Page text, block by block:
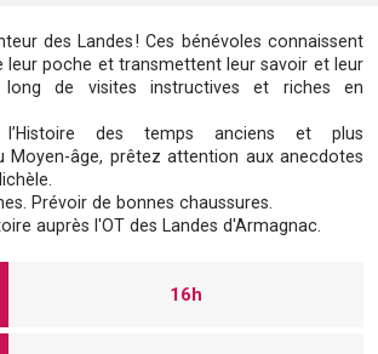
des Landes ! Ces bénévoles connaissent
leur poche et transmettent leur savoir et leur
de visites instructives et riches en
l’Histoire des temps anciens et plus
Moyen-âge, prêtez attention aux anecdotes
Prévoir de bonnes chaussures.
auprès l'OT des Landes d'Armagnac.
16h